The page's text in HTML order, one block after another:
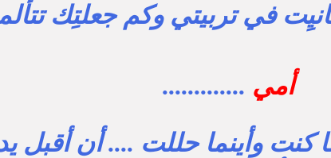
في تربيتي وكم جعلتِك
أمي .............
كنت وأينما حللت .... أن أقبل